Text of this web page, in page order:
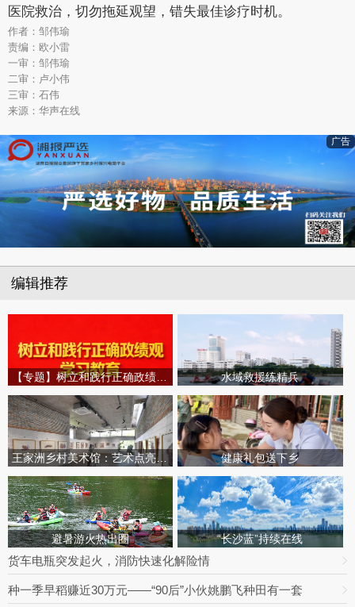
医院救治，切勿拖延观望，错失最佳诊疗时机。
作者：邹伟瑜
责编：欧小雷
一审：邹伟瑜
二审：卢小伟
三审：石伟
来源：华声在线
广告
编辑推荐
水域救援练精兵
王家洲乡村美术馆：艺术点亮田园乡村 健康礼包送下乡
避暑游火热出圈 “长沙蓝”持续在线
货车电瓶突发起火，消防快速化解险情
种一季早稻赚近30万元——“90后”小伙姚鹏飞种田有一套